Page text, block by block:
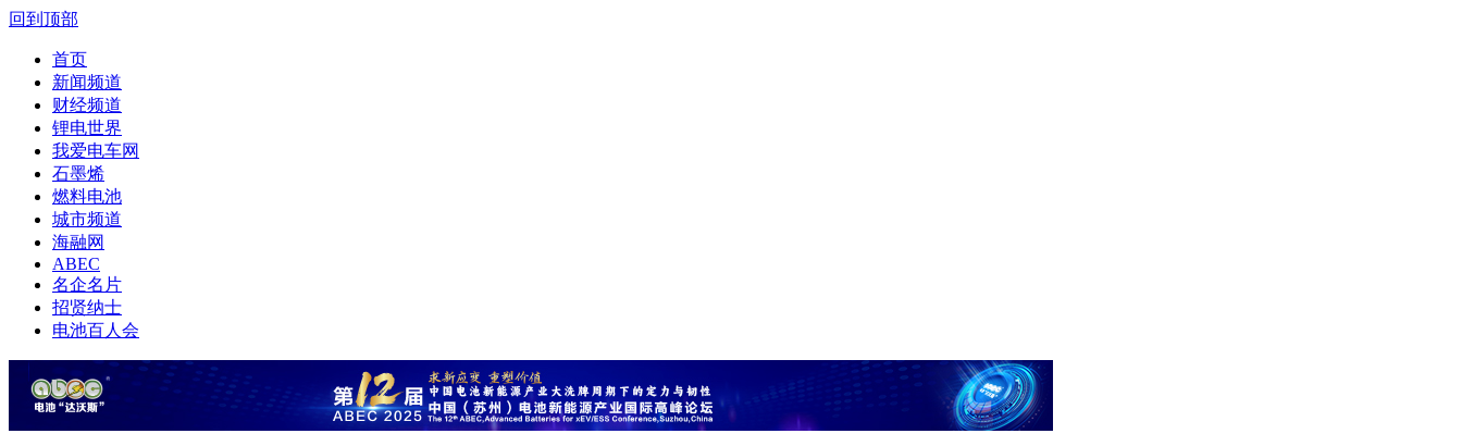
回到顶部
首页
新闻频道
财经频道
锂电世界
我爱电车网
石墨烯
燃料电池
城市频道
海融网
ABEC
名企名片
招贤纳士
电池百人会